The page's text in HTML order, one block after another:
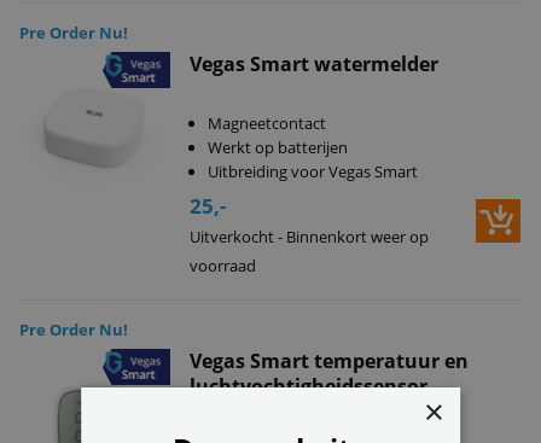
Pre Order Nu!
Vegas Smart watermelder
Magneetcontact
Werkt op batterijen
Uitbreiding voor Vegas Smart
25,-
Uitverkocht - Binnenkort weer op
voorraad
Pre Order Nu!
Vegas Smart temperatuur en
luchtvochtigheidssensor
×